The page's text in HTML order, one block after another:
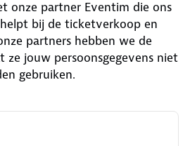
onze partner Eventim die ons
bij de ticketverkoop en
partners hebben we de
ze jouw persoonsgegevens niet
gebruiken.